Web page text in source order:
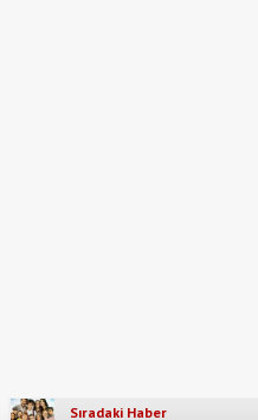
Sıradaki Haber